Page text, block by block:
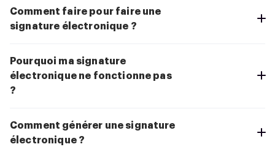
Comment faire pour faire une
signature électronique ?
Pourquoi ma signature
électronique ne fonctionne pas
?
Comment générer une signature
électronique ?